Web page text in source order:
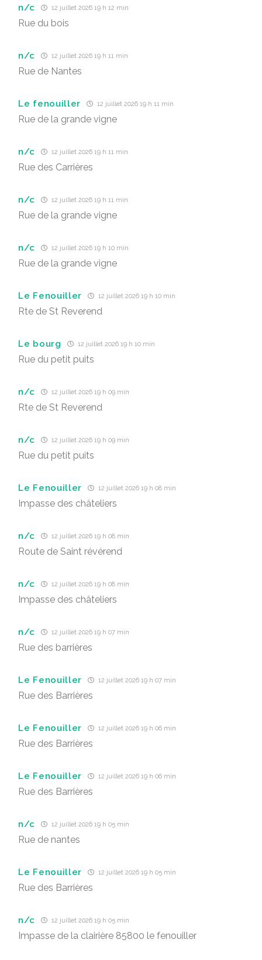
n/c 12 juillet 2026 19 h 12 min
Rue du bois
n/c 12 juillet 2026 19 h 11 min
Rue de Nantes
Le fenouiller 12 juillet 2026 19 h 11 min
Rue de la grande vigne
n/c 12 juillet 2026 19 h 11 min
Rue des Carrières
n/c 12 juillet 2026 19 h 11 min
Rue de la grande vigne
n/c 12 juillet 2026 19 h 10 min
Rue de la grande vigne
Le Fenouiller 12 juillet 2026 19 h 10 min
Rte de St Reverend
Le bourg 12 juillet 2026 19 h 10 min
Rue du petit puits
n/c 12 juillet 2026 19 h 09 min
Rte de St Reverend
n/c 12 juillet 2026 19 h 09 min
Rue du petit puits
Le Fenouiller 12 juillet 2026 19 h 08 min
Impasse des châteliers
n/c 12 juillet 2026 19 h 08 min
Route de Saint révérend
n/c 12 juillet 2026 19 h 08 min
Impasse des châteliers
n/c 12 juillet 2026 19 h 07 min
Rue des barrières
Le Fenouiller 12 juillet 2026 19 h 07 min
Rue des Barrières
Le Fenouiller 12 juillet 2026 19 h 06 min
Rue des Barrières
Le Fenouiller 12 juillet 2026 19 h 06 min
Rue des Barrières
n/c 12 juillet 2026 19 h 05 min
Rue de nantes
Le Fenouiller 12 juillet 2026 19 h 05 min
Rue des Barrières
n/c 12 juillet 2026 19 h 05 min
Impasse de la clairière 85800 le fenouiller